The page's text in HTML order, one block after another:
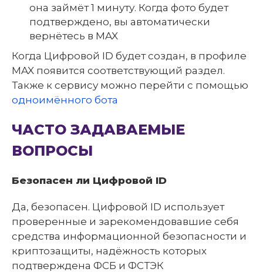
она займёт 1 минуту. Когда фото будет
подтверждено, вы автоматически
вернётесь в MAX
Когда Цифровой ID будет создан, в профиле
MAX появится соответствующий раздел.
Также к сервису можно перейти с помощью
одноимённого бота
ЧАСТО ЗАДАВАЕМЫЕ
ВОПРОСЫ
Безопасен ли Цифровой ID
Да, безопасен. Цифровой ID использует
проверенные и зарекомендовавшие себя
средства информационной безопасности и
криптозащиты, надёжность которых
подтверждена ФСБ и ФСТЭК